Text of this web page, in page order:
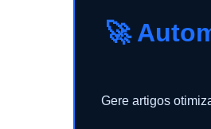
🚀
Gere artigos